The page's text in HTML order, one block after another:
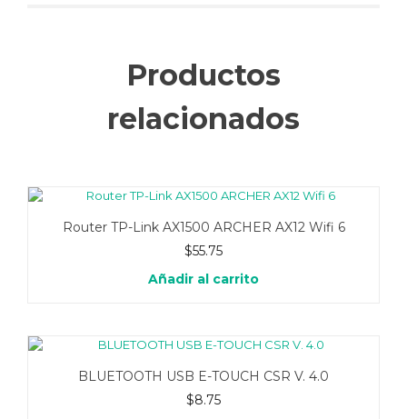
Productos
relacionados
Router TP-Link AX1500 ARCHER AX12 Wifi 6
$55.75
Añadir al carrito
BLUETOOTH USB E-TOUCH CSR V. 4.0
$8.75